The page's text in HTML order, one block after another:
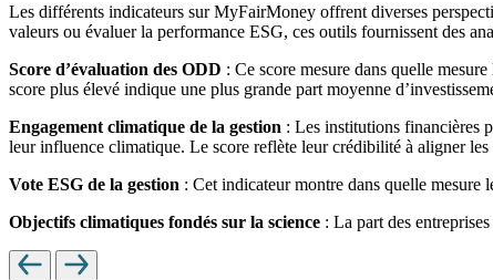
Les différents indicateurs sur MyFairMoney offrent diverses
valeurs ou évaluer la performance ESG, ces outils fournissent des
Score d’évaluation des ODD : Ce score mesure dans quelle
score plus élevé indique une plus grande part moyenne
Engagement climatique de la gestion : Les institutions financières
leur influence climatique. Le score reflète leur crédibilité à aligner les
Vote ESG de la gestion : Cet indicateur montre dans quelle mesure
Objectifs climatiques fondés sur la science : La part des